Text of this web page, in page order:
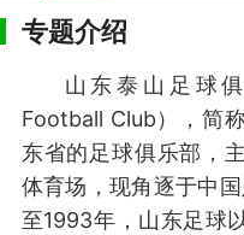
专题介绍
山东泰山足球
Football Club），简
东省的足球俱乐部，
体育场，现角逐于中
至1993年，山东足球